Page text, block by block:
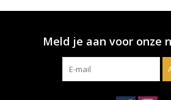
Meld je aan voor onze